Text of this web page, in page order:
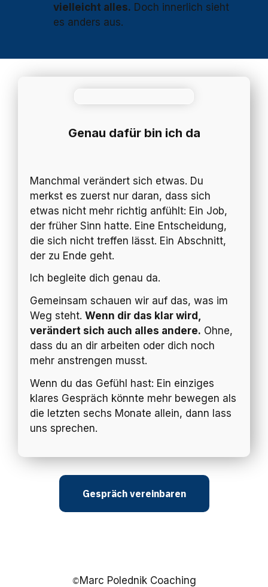
vielleicht alles. Doch innerlich sieht
es anders aus.
Genau dafür bin ich da
Manchmal verändert sich etwas. Du
merkst es zuerst nur daran, dass sich
etwas nicht mehr richtig anfühlt: Ein Job,
der früher Sinn hatte. Eine Entscheidung,
die sich nicht treffen lässt. Ein Abschnitt,
der zu Ende geht.
Ich begleite dich genau da.
Gemeinsam schauen wir auf das, was im
Weg steht. Wenn dir das klar wird,
verändert sich auch alles andere. Ohne,
dass du an dir arbeiten oder dich noch
mehr anstrengen musst.
Wenn du das Gefühl hast: Ein einziges
klares Gespräch könnte mehr bewegen als
die letzten sechs Monate allein, dann lass
uns sprechen.
Gespräch vereinbaren
© Marc Polednik Coaching